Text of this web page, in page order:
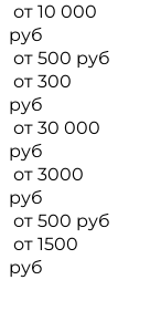
от 10 000
руб
от 500 руб
от 300
руб
от 30 000
руб
от 3000
руб
от 500 руб
от 1500
руб